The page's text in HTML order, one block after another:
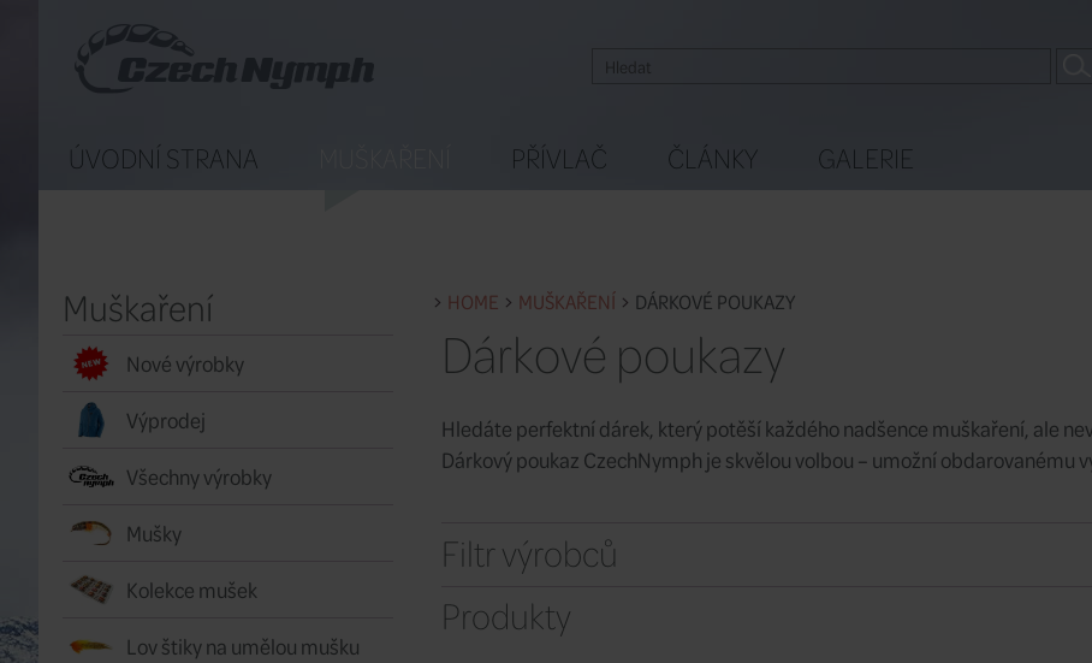
ÚVODNÍ STRANA PŘÍVLAČ ČLÁNKY GALERIE
Muškaření
Nové výrobky
Výprodej
Všechny výrobky
Mušky
Kolekce mušek
Lov štiky na umělou mušku
HOME MUŠKAŘENÍ DÁRKOVÉ POUKAZY
Dárkové poukazy
Hledáte perfektní dárek, který potěší každého nadšence muškaření, ale
Dárkový poukaz CzechNymph je skvělou volbou – umožní obdarovanému
Filtr výrobců
Produkty